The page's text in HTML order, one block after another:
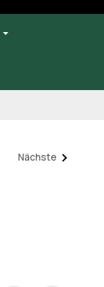
Nächste